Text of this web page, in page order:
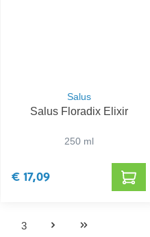
Salus
Salus Floradix Elixir
250 ml
€ 17,09
3